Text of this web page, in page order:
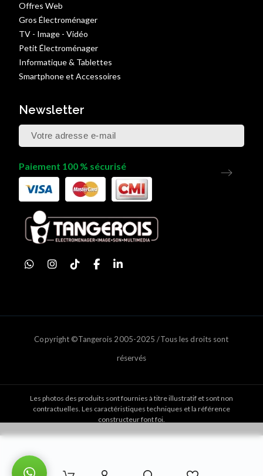
Offres Web
Gros Électroménager
TV - Image - Vidéo
Petit Électroménager
Informatique & Tablettes
Smartphone et Accessoires
Newsletter
Paiement 100 % sécurisé
Copyright ©Tangerois 2005-2025 /Tous les droits sont
réservés
Les photos des produits sont fournies à titre illustratif et sont non
contractuelles. Les caractéristiques techniques et la référence
constructeur font foi.